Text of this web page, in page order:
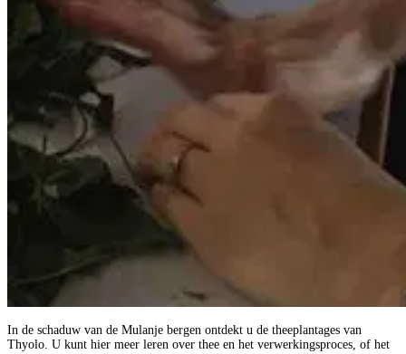
In de schaduw van de Mulanje bergen ontdekt u de theeplantages van
Thyolo. U kunt hier meer leren over thee en het verwerkingsproces, of het